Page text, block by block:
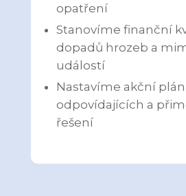
opatření
Stanovíme finanční
dopadů hrozeb a
událostí
Nastavíme akční
odpovídajících a
řešení